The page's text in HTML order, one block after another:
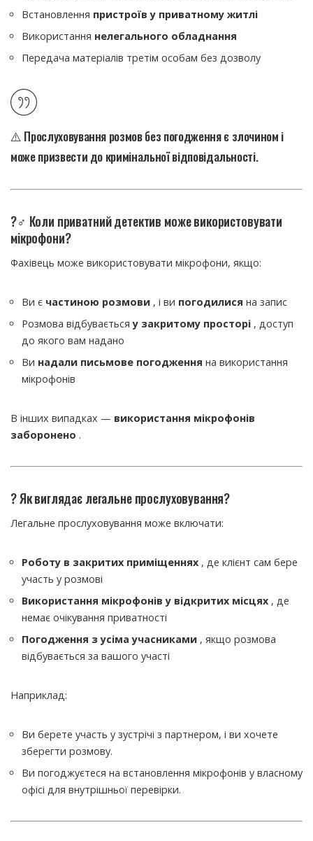
Встановлення пристроїв у приватному житлі
Використання нелегального обладнання
Передача матеріалів третім особам без дозволу
⚠️ Прослуховування розмов без погодження єзлочиномі
може призвести до кримінальної відповідальності.
?️‍♂️ Коли приватний детектив може використовувати
мікрофони?
Фахівець може використовувати мікрофони, якщо:
Ви є частиною розмови , і ви погодилися на запис
Розмова відбуваєтьсяу закритому просторі , доступ
до якого вам надано
Ви надали письмове погодження на використання
мікрофонів
В інших випадках — використання мікрофонів
заборонено .
? Як виглядає легальне прослуховування?
Легальне прослуховування може включати:
Роботу в закритих приміщеннях , де клієнт сам бере
участь у розмові
Використання мікрофонів у відкритих місцях , де
немає очікування приватності
Погодження з усіма учасниками , якщо розмова
відбувається за вашого участі
Наприклад:
Ви берете участь у зустрічі з партнером, і ви хочете
зберегти розмову.
Ви погоджуєтеся на встановлення мікрофонів у власному
офісі для внутрішньої перевірки.